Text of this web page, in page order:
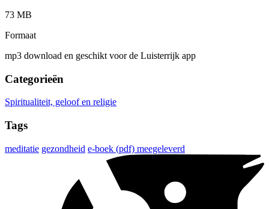
73 MB
Formaat
mp3 download en geschikt voor de Luisterrijk app
Categorieën
Spiritualiteit, geloof en religie
Tags
meditatie gezondheid e-boek (pdf) meegeleverd